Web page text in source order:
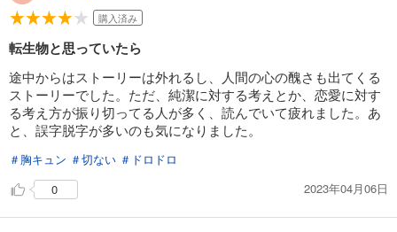
購入済み
転生物と思っていたら
途中からはストーリーは外れるし、人間の心の醜さも出てくる
ストーリーでした。ただ、純潔に対する考えとか、恋愛に対す
る考え方が振り切ってる人が多く、読んでいて疲れました。あ
と、誤字脱字が多いのも気になりました。
＃胸キュン ＃切ない ＃ドロドロ
0
2023年04月06日